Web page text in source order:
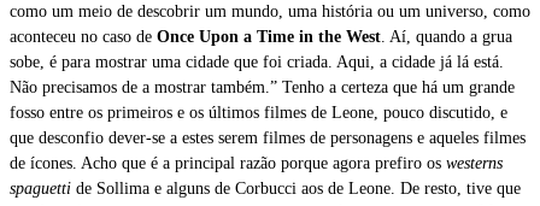
como um meio de descobrir um mundo, uma história ou um universo, como
aconteceu no caso de Once Upon a Time in the West . Aí, quando a grua
sobe, é para mostrar uma cidade que foi criada. Aqui, a cidade já lá está.
Não precisamos de a mostrar também.” Tenho a certeza que há um grande
fosso entre os primeiros e os últimos filmes de Leone, pouco discutido, e
que desconfio dever-se a estes serem filmes de personagens e aqueles filmes
de ícones. Acho que é a principal razão porque agora prefiro os westerns
spaguetti de Sollima e alguns de Corbucci aos de Leone. De resto, tive que